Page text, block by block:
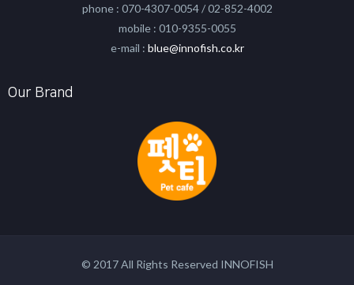
phone : 070-4307-0054 / 02-852-4002
mobile : 010-9355-0055
e-mail : blue@innofish.co.kr
Our Brand
© 2017 All Rights Reserved INNOFISH